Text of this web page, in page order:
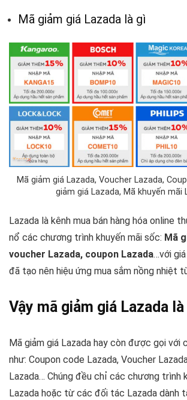
Mã giảm giá Lazada là gì
Mã giảm giá Lazada, Voucher Lazada,
giảm giá Lazada, Mã khuyến mãi
Lazada là kênh mua bán hàng hóa online
nổ các chương trình khuyến mãi sốc: Mã
voucher Lazada, coupon Lazada…với
đã tạo nên hiệu ứng mua sắm nồng nhiệt
Vậy mã giảm giá Lazada
Mã giảm giá Lazada hay còn được gọi với
như: Coupon code Lazada, Voucher
Lazada… Chúng đều chỉ các chương trình
Lazada hoặc từ các đối tác Lazada dành